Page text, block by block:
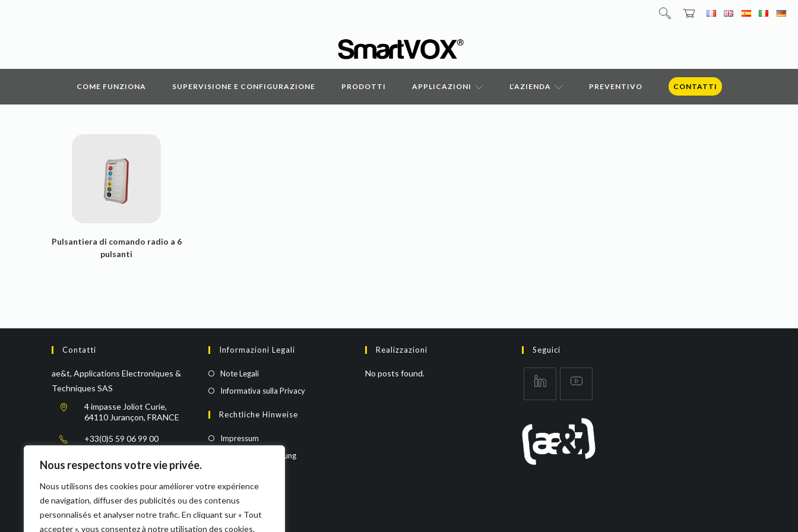
Nous respectons votre vie privée.
Nous utilisons des cookies pour améliorer votre expérience
de navigation, diffuser des publicités ou des contenus
personnalisés et analyser notre trafic. En cliquant sur « Tout
accepter », vous consentez à notre utilisation des cookies.
COME FUNZIONA SUPERVISIONE E CONFIGURAZIONE PRODOTTI APPLICAZIONI L’AZIENDA PREVENTIVO CONTATTI
Pulsantiera di comando radio a 6
pulsanti
Contatti
ae&t, Applications Electroniques &
Techniques SAS
4 impasse Joliot Curie,
64110 Jurançon, FRANCE
+33(0)5 59 06 99 00
sales@aet.fr
https://www.aet.fr/
Informazioni Legali
Note Legali
Informativa sulla Privacy
Rechtliche Hinweise
Impressum
Datenschutzerklärung
Realizzazioni
No posts found.
Seguici